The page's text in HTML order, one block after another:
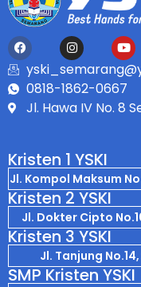
0818-1862-0667
Jl. Hawa IV No. 8
Kristen 1 YSKI
Jl. Kompol Maksum
Kristen 2 YSKI
Jl. Dokter Cipto
Kristen 3 YSKI
Jl. Tanjung
SMP Kristen YSKI